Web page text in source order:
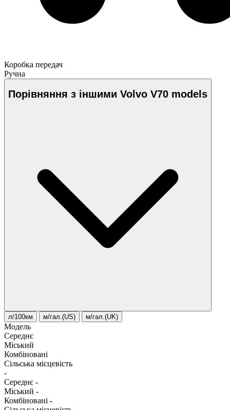
Коробка передач
Ручна
Порівняння з іншими Volvo V70 models
л/100км м/гал.(US) м/гал.(UK)
Модель
Середнє
Міський
Комбіновані
Сільська місцевість
-
Середнє -
Міський -
Комбіновані -